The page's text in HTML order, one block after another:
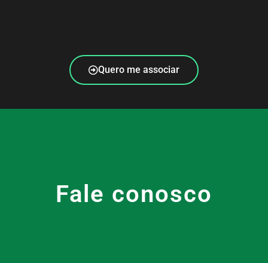
Quero me associar
Fale conosco